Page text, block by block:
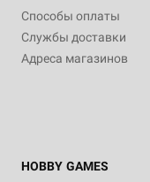
Способы оплаты
Службы доставки
Адреса магазинов
HOBBY GAMES